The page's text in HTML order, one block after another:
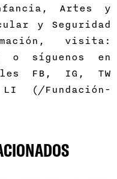
Artes y
y Seguridad
visita:
o síguenos en
FB, IG, TW
LI (/Fundación-